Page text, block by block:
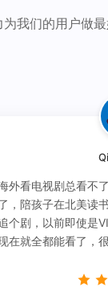
我们的用户做
外看电视剧总看不
，陪孩子在北美读
个剧，以前即使是
在就全都能看了，